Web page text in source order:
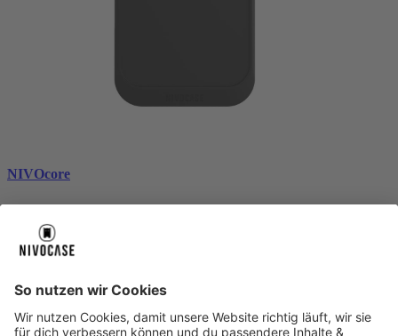
NIVOcore
black
CHF 49.99